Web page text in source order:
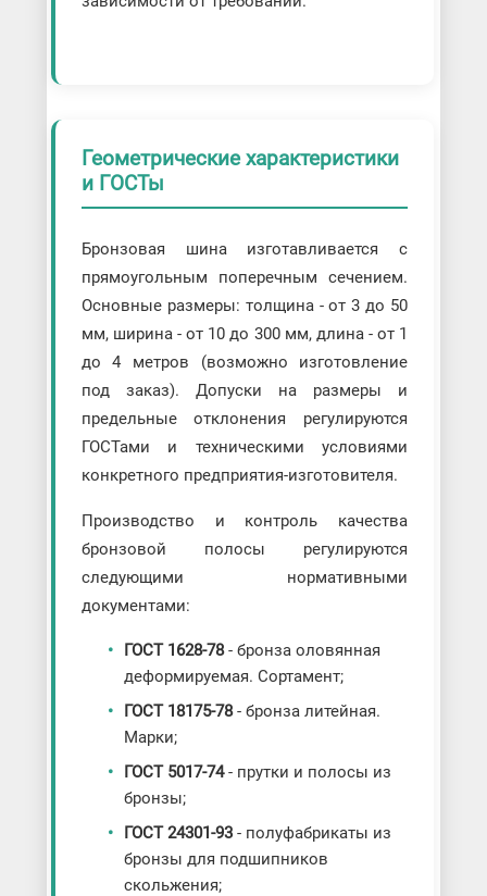
Геометрические характеристики
и ГОСТы
Бронзовая шина изготавливается с
прямоугольным поперечным сечением.
Основные размеры: толщина - от 3 до 50
мм, ширина - от 10 до 300 мм, длина - от 1
до 4 метров (возможно изготовление
под заказ). Допуски на размеры и
предельные отклонения регулируются
ГОСТами и техническими условиями
конкретного предприятия-изготовителя.
Производство и контроль качества
бронзовой полосы регулируются
следующими нормативными
документами:
ГОСТ 1628-78- бронза оловянная
деформируемая. Сортамент;
ГОСТ 18175-78- бронза литейная.
Марки;
ГОСТ 5017-74- прутки и полосы из
бронзы;
ГОСТ 24301-93- полуфабрикаты из
бронзы для подшипников
скольжения;